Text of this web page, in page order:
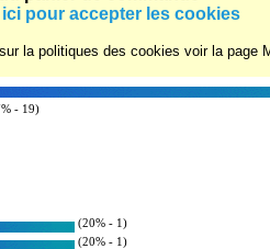
- 19)
(20% - 1)
(20% - 1)
pour accepter les cookies
la politiques des cookies voir la page